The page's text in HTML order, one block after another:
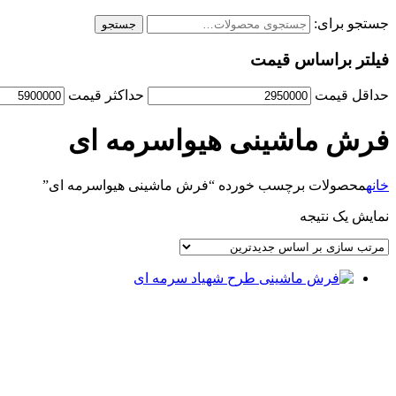
جستجو برای: جستجو
فیلتر براساس قیمت
حداقل قیمت حداكثر قيمت
فرش ماشینی هیواسرمه ای
خانهمحصولات برچسب خورده “فرش ماشینی هیواسرمه ای”
نمایش یک نتیجه